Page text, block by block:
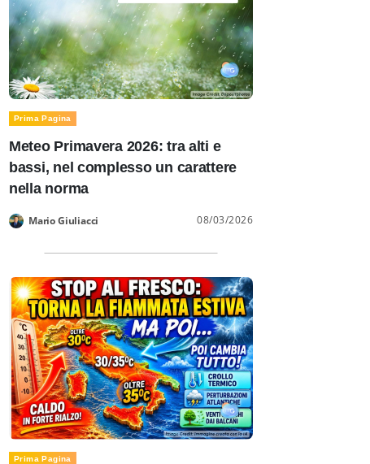
Prima Pagina
Meteo Primavera 2026: tra alti e
bassi, nel complesso un carattere
nella norma
Mario Giuliacci 08/03/2026
Prima Pagina